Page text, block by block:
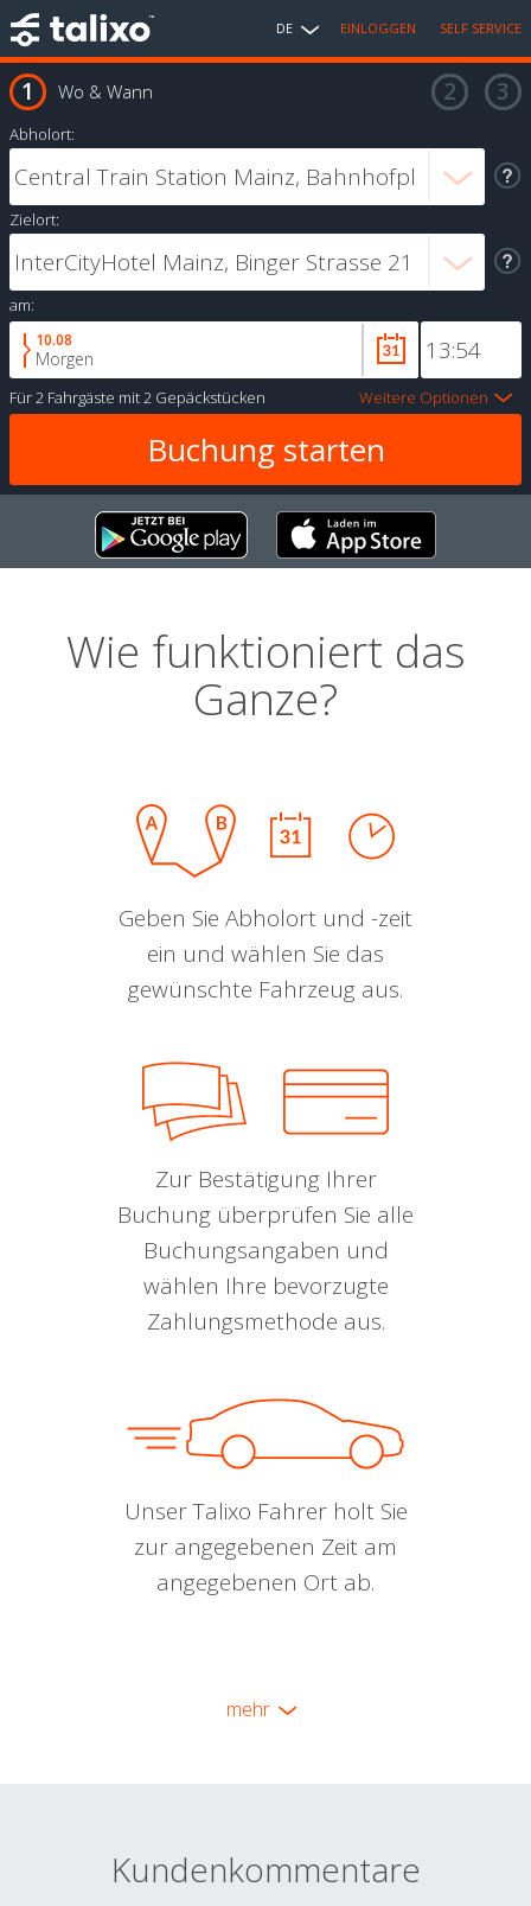
DE EINLOGGEN SELF SERVICE
Wo & Wann
Abholort:
Zielort:
am:
10.08
Morgen
Für2 Fahrgäste mit2 Gepäckstücken Weitere Optionen
Wie funktioniert das
Ganze?
Geben Sie Abholort und -zeit
ein und wählen Sie das
gewünschte Fahrzeug aus.
Zur Bestätigung Ihrer
Buchung überprüfen Sie alle
Buchungsangaben und
wählen Ihre bevorzugte
Zahlungsmethode aus.
Unser Talixo Fahrer holt Sie
zur angegebenen Zeit am
angegebenen Ort ab.
mehr
Kundenkommentare